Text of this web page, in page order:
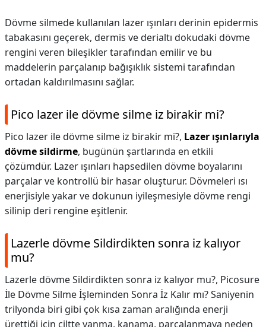
Dövme silmede kullanılan lazer ışınları derinin epidermis
tabakasını geçerek, dermis ve derialtı dokudaki dövme
rengini veren bileşikler tarafından emilir ve bu
maddelerin parçalanıp bağışıklık sistemi tarafından
ortadan kaldırılmasını sağlar.
Pico lazer ile dövme silme iz birakir mi?
Pico lazer ile dövme silme iz birakir mi?, Lazer ışınlarıyla
dövme sildirme, bugünün şartlarında en etkili
çözümdür. Lazer ışınları hapsedilen dövme boyalarını
parçalar ve kontrollü bir hasar oluşturur. Dövmeleri ısı
enerjisiyle yakar ve dokunun iyileşmesiyle dövme rengi
silinip deri rengine eşitlenir.
Lazerle dövme Sildirdikten sonra iz kalıyor
mu?
Lazerle dövme Sildirdikten sonra iz kalıyor mu?, Picosure
İle Dövme Silme İşleminden Sonra İz Kalır mı? Saniyenin
trilyonda biri gibi çok kısa zaman aralığında enerji
ürettiği için ciltte yanma, kanama, parçalanmaya neden